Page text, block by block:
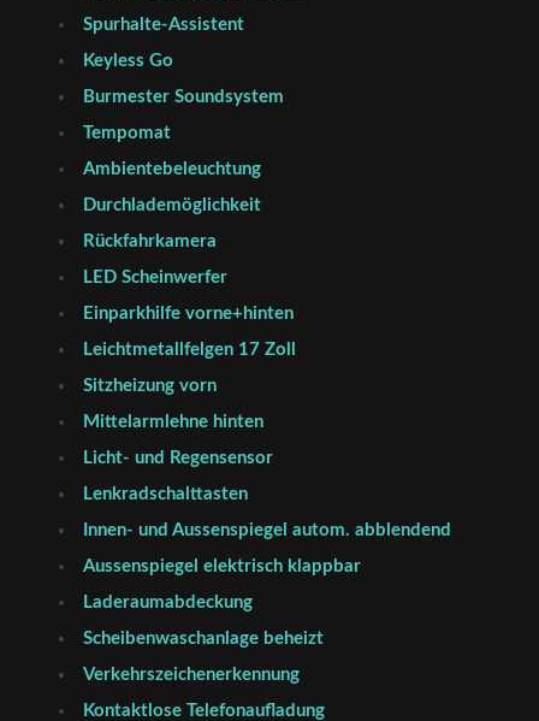
Spurhalte-Assistent
Keyless Go
Burmester Soundsystem
Tempomat
Ambientebeleuchtung
Durchlademöglichkeit
Rückfahrkamera
LED Scheinwerfer
Einparkhilfe vorne+hinten
Leichtmetallfelgen 17 Zoll
Sitzheizung vorn
Mittelarmlehne hinten
Licht- und Regensensor
Lenkradschalttasten
Innen- und Aussenspiegel autom. abblendend
Aussenspiegel elektrisch klappbar
Laderaumabdeckung
Scheibenwaschanlage beheizt
Verkehrszeichenerkennung
Kontaktlose Telefonaufladung